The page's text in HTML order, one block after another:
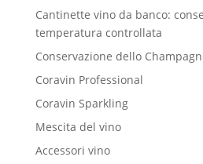
Cantinette vino da banco:
temperatura controllata
Conservazione dello
Coravin Professional
Coravin Sparkling
Mescita del vino
Accessori vino